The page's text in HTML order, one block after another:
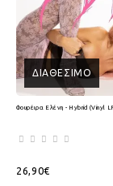
ΔΙΑΘΈΣΙΜΟ
Φουρέιρα Ελένη - Hybrid (Vinyl
26,90€